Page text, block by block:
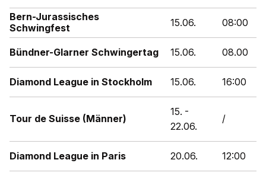
Bern-Jurassisches
Schwingfest
15.06. 08:00
Bündner-Glarner Schwingertag 15.06. 08.00
Diamond League in Stockholm 15.06. 16:00
Tour de Suisse (Männer)
15. -
22.06.
/
Diamond League in Paris 20.06. 12:00